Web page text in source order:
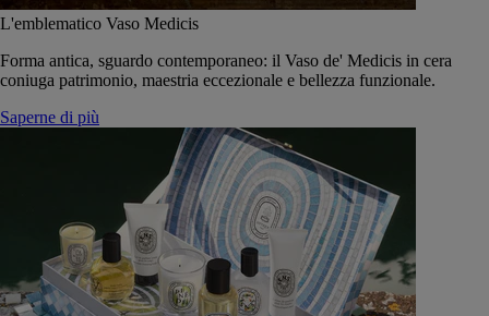
L'emblematico Vaso Medicis
Forma antica, sguardo contemporaneo: il Vaso de' Medicis in cera
coniuga patrimonio, maestria eccezionale e bellezza funzionale.
Saperne di più